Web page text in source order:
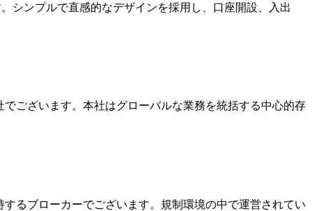
シンプルで直感的なデザインを採用し、口座開設、入出
ございます。本社はグローバルな業務を統括する中心的存
るブローカーでございます。規制環境の中で運営されてい